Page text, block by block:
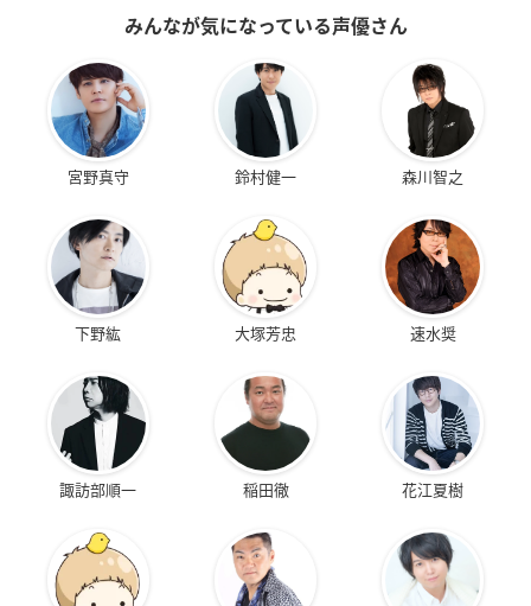
みんなが気になっている声優さん
宮野真守 鈴村健一 森川智之
下野紘 大塚芳忠 速水奨
諏訪部順一 稲田徹 花江夏樹